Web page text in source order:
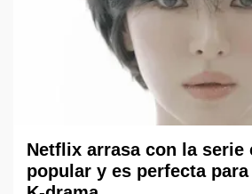
Netflix arrasa con la serie
popular y es perfecta para